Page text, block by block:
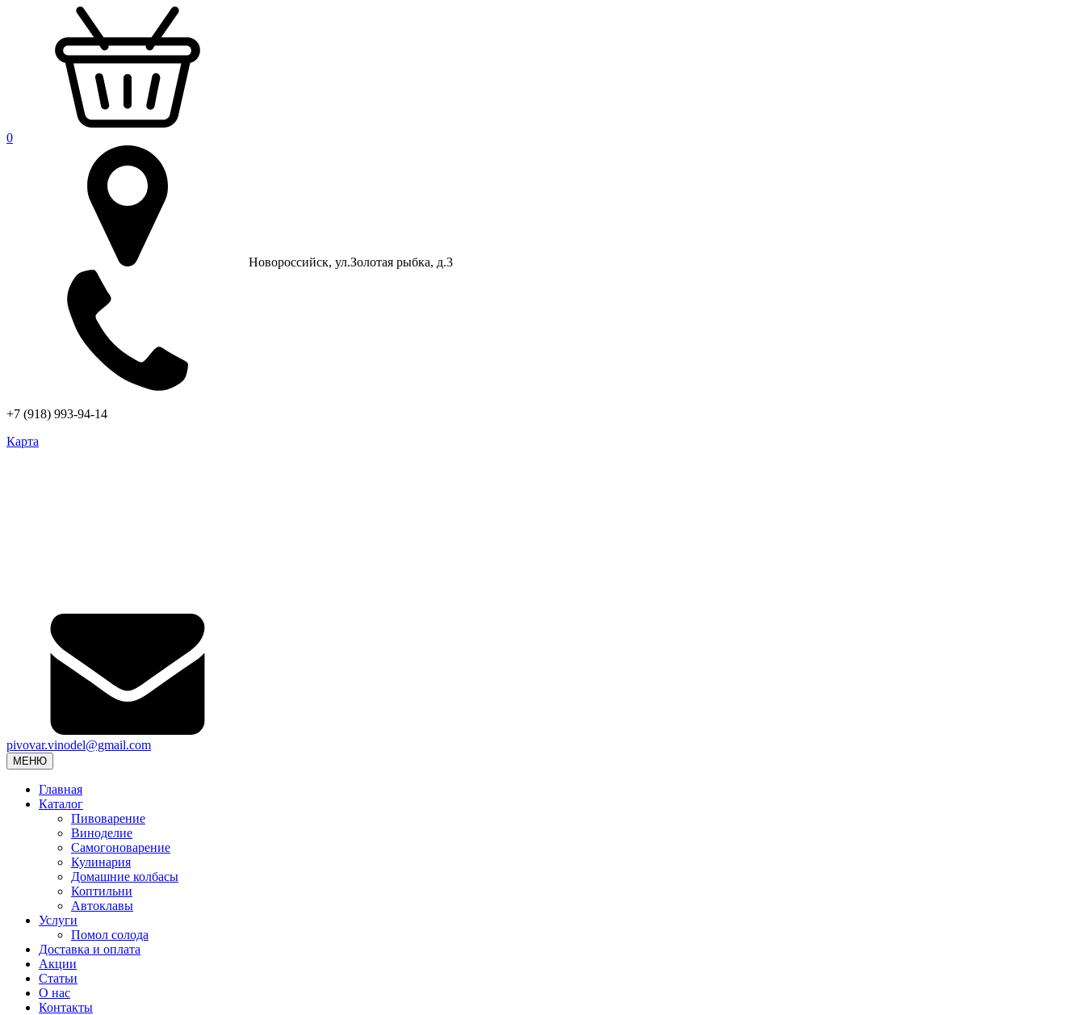
0
Новороссийск, ул.Золотая рыбка, д.3
+7 (918) 993-94-14
Карта
pivovar.vinodel@gmail.com
МЕНЮ
Главная
Каталог
Пивоварение
Виноделие
Самогоноварение
Кулинария
Домашние колбасы
Коптильни
Автоклавы
Услуги
Помол солода
Доставка и оплата
Акции
Статьи
О нас
Контакты